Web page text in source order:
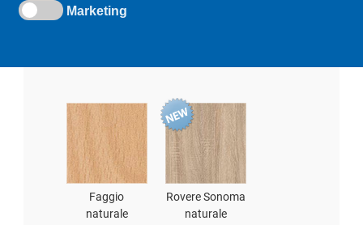
Marketing
Faggio
naturale
Rovere Sonoma
naturale